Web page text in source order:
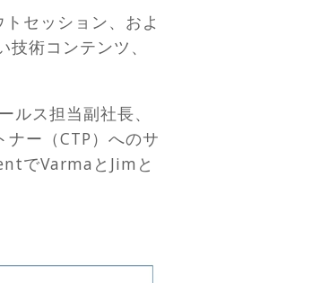
セッション、およ
術コンテンツ、
ルス担当副社長、
ー（CTP）へのサ
でVarmaとJimと